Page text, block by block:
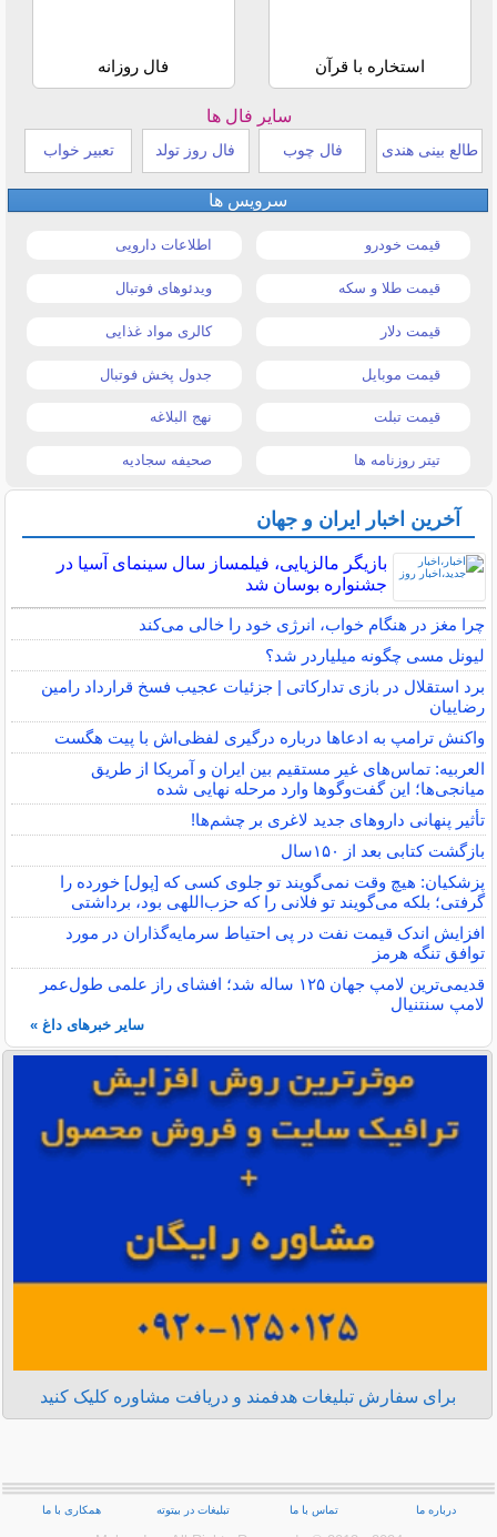
استخاره با قرآن فال روزانه
سایر فال ها
طالع بینی هندی فال چوب فال روز تولد تعبیر خواب
سرویس ها
قیمت خودرو اطلاعات دارویی
قیمت طلا و سکه ویدئوهای فوتبال
قیمت دلار کالری مواد غذایی
قیمت موبایل جدول پخش فوتبال
قیمت تبلت نهج البلاغه
تیتر روزنامه ها صحیفه سجادیه
آخرین اخبار ایران و جهان
بازیگر مالزیایی، فیلمساز سال سینمای آسیا در
جشنواره بوسان شد
چرا مغز در هنگام خواب، انرژی خود را خالی می‌کند
لیونل مسی چگونه میلیاردر شد؟
برد استقلال در بازی تدارکاتی | جزئیات عجیب فسخ قرارداد رامین
رضاییان
واکنش ترامپ به ادعاها درباره درگیری لفظی‌اش با پیت هگست
العربیه: تماس‌های غیر مستقیم بین ایران و آمریکا از طریق
میانجی‌ها؛ این گفت‌و‌گو‌ها وارد مرحله نهایی شده
تأثیر پنهانی داروهای جدید لاغری بر چشم‌ها!
بازگشت کتابی بعد از ۱۵۰سال
پزشکیان: هیچ وقت نمی‌گویند تو جلوی کسی که [پول] خورده را
گرفتی؛ بلکه می‌گویند تو فلانی را که حزب‌اللهی بود، برداشتی
افزایش اندک قیمت نفت در پی احتیاط سرمایه‌گذاران در مورد
توافق تنگه هرمز
قدیمی‌ترین لامپ جهان ۱۲۵ ساله شد؛ افشای راز علمی طول‌عمر
لامپ سنتنیال
سایر خبرهای داغ »
برای سفارش تبلیغات هدفمند و دریافت مشاوره کلیک کنید
درباره ما تماس با ما تبلیغات در بیتوته همکاری با ما